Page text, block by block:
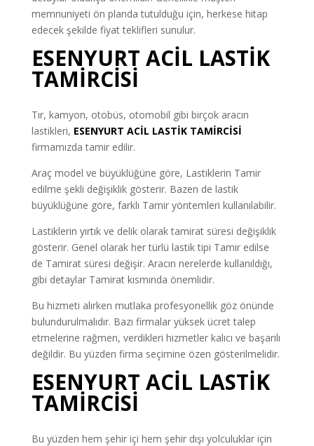
memnuniyeti ön planda tutulduğu için, herkese hitap
edecek şekilde fiyat teklifleri sunulur.
ESENYURT ACİL LASTİK
TAMİRCİSİ
Tır, kamyon, otobüs, otomobil gibi birçok aracın
lastikleri, ESENYURT ACİL LASTİK TAMİRCİSİ
firmamızda tamir edilir.
Araç model ve büyüklüğüne göre, Lastiklerin Tamir
edilme şekli değişiklik gösterir. Bazen de lastik
büyüklüğüne göre, farklı Tamir yöntemleri kullanılabilir.
Lastiklerin yırtık ve delik olarak tamirat süresi değişiklik
gösterir. Genel olarak her türlü lastik tipi Tamir edilse
de Tamirat süresi değişir. Aracın nerelerde kullanıldığı,
gibi detaylar Tamirat kısmında önemlidir.
Bu hizmeti alırken mutlaka profesyonellik göz önünde
bulundurulmalıdır. Bazı firmalar yüksek ücret talep
etmelerine rağmen, verdikleri hizmetler kalıcı ve başarılı
değildir. Bu yüzden firma seçimine özen gösterilmelidir.
ESENYURT ACİL LASTİK
TAMİRCİSİ
Bu yüzden hem şehir içi hem şehir dışı yolculuklar için